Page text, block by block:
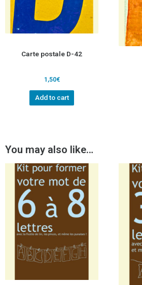
Carte postale D-42
1,50€
Add to cart
You may also like…